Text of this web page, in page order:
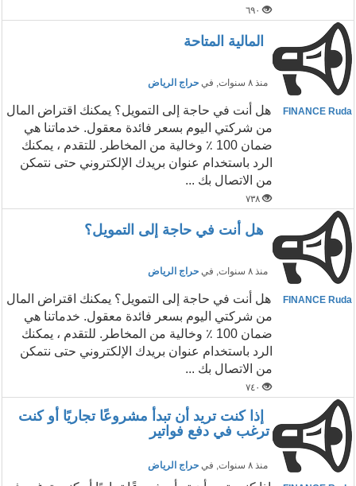
٦٩٠
المالية المتاحة
منذ ٨ سنوات , في حراج الرياض
FINANCE Ruda
هل أنت في حاجة إلى التمويل؟ يمكنك اقتراض المال
من شركتي اليوم بسعر فائدة معقول. خدماتنا هي
ضمان 100 ٪ وخالية من المخاطر. للتقدم ، يمكنك
الرد باستخدام عنوان بريدك الإلكتروني حتى نتمكن
من الاتصال بك ...
٧٣٨
هل أنت في حاجة إلى التمويل؟
منذ ٨ سنوات , في حراج الرياض
FINANCE Ruda
هل أنت في حاجة إلى التمويل؟ يمكنك اقتراض المال
من شركتي اليوم بسعر فائدة معقول. خدماتنا هي
ضمان 100 ٪ وخالية من المخاطر. للتقدم ، يمكنك
الرد باستخدام عنوان بريدك الإلكتروني حتى نتمكن
من الاتصال بك ...
٧٤٠
إذا كنت تريد أن تبدأ مشروعًا تجاريًا أو كنت
ترغب في دفع فواتير
منذ ٨ سنوات , في حراج الرياض